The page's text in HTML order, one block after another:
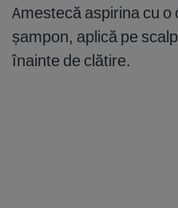
Amestecă aspirina cu o
șampon, aplică pe
înainte de clătire.